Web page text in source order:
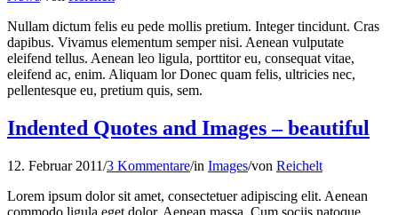
Nullam dictum felis eu pede mollis pretium. Integer tincidunt. Cras
dapibus. Vivamus elementum semper nisi. Aenean vulputate
eleifend tellus. Aenean leo ligula, porttitor eu, consequat vitae,
eleifend ac, enim. Aliquam lor Donec quam felis, ultricies nec,
pellentesque eu, pretium quis, sem.
Indented Quotes and Images – beautiful
12. Februar 2011/3 Kommentare/in Images/von Reichelt
Lorem ipsum dolor sit amet, consectetuer adipiscing elit. Aenean
commodo ligula eget dolor. Aenean massa. Cum sociis natoque